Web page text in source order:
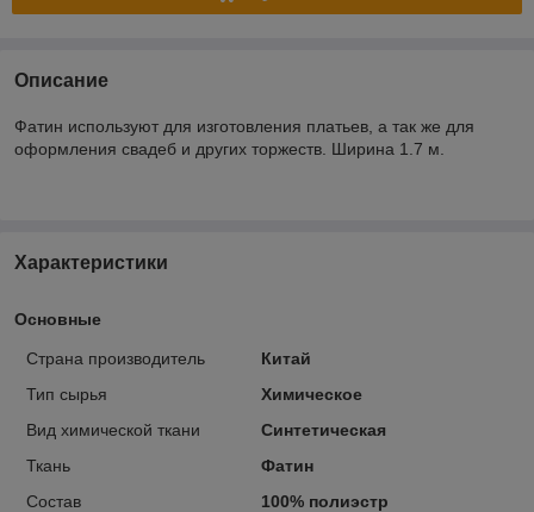
Описание
Фатин используют для изготовления платьев, а так же для
оформления свадеб и других торжеств. Ширина 1.7 м.
Характеристики
Основные
Страна производитель
Китай
Тип сырья
Химическое
Вид химической ткани
Синтетическая
Ткань
Фатин
Состав
100% полиэстр